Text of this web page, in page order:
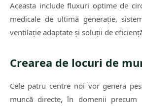
Aceasta include fluxuri optime de
medicale de ultimă generație,
ventilație adaptate și soluții de
Crearea de locuri de
Cele patru centre noi vor genera
muncă directe, în domenii precum